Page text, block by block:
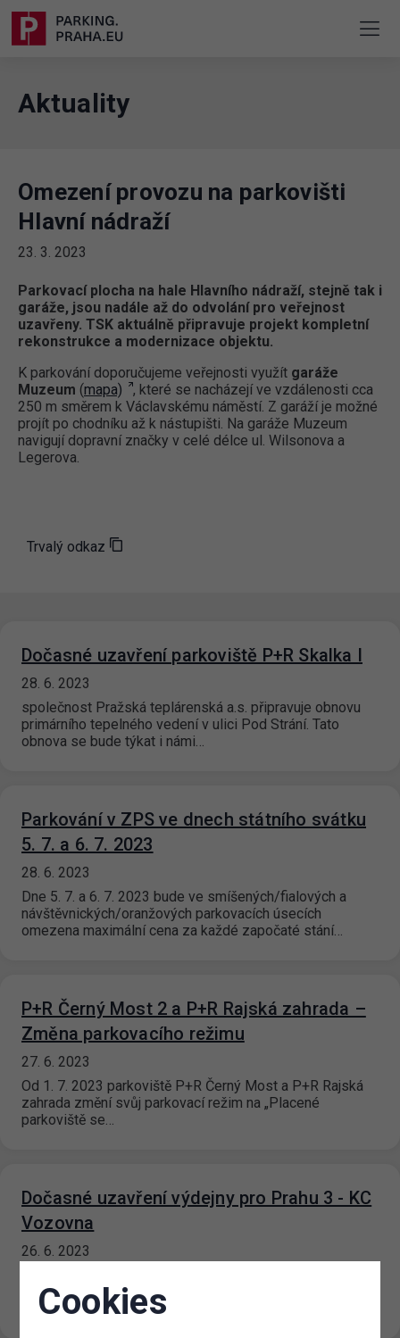
Aktuality
Omezení provozu na parkovišti
Hlavní nádraží
23. 3. 2023
Parkovací plocha na hale Hlavního nádraží, stejně tak i
garáže, jsou nadále až do odvolání pro veřejnost
uzavřeny. TSK aktuálně připravuje projekt kompletní
rekonstrukce a modernizace objektu.
K parkování doporučujeme veřejnosti využít garáže
Muzeum (mapa)
, které se nacházejí ve vzdálenosti cca
250 m směrem k Václavskému náměstí. Z garáží je možné
projít po chodníku až k nástupišti. Na garáže Muzeum
navigují dopravní značky v celé délce ul. Wilsonova a
Legerova.
Trvalý odkaz
Dočasné uzavření parkoviště P+R Skalka I
28. 6. 2023
společnost Pražská teplárenská a.s. připravuje obnovu
primárního tepelného vedení v ulici Pod Strání. Tato
obnova se bude týkat i námi…
Parkování v ZPS ve dnech státního svátku
5. 7. a 6. 7. 2023
28. 6. 2023
Dne 5. 7. a 6. 7. 2023 bude ve smíšených/fialových a
návštěvnických/oranžových parkovacích úsecích
omezena maximální cena za každé započaté stání…
P+R Černý Most 2 a P+R Rajská zahrada –
Změna parkovacího režimu
27. 6. 2023
Od 1. 7. 2023 parkoviště P+R Černý Most a P+R Rajská
zahrada změní svůj parkovací režim na „Placené
parkoviště se…
Dočasné uzavření výdejny pro Prahu 3 - KC
Vozovna
26. 6. 2023
VOZOVNA, Za Žižkovskou vozovnou 2687/18, Praha 3.
Ke znovuotevření dojde pravděpodobně zítra…
Cookies